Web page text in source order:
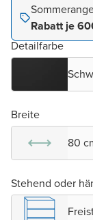
Rabatt je
Detailfarbe
Breite
80
Stehend oder